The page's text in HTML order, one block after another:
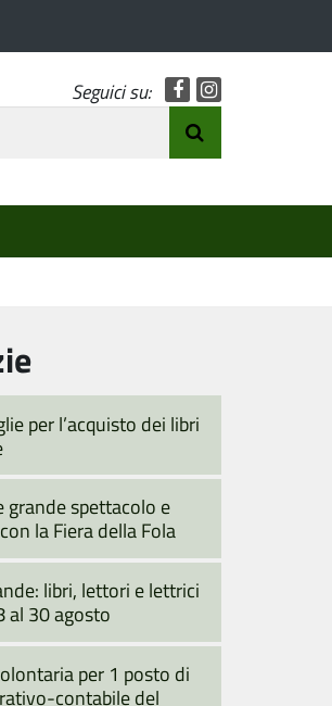
Seguici su: Facebook
per l’acquisto dei libri
grande spettacolo e
la Fiera della Fola
libri, lettori e lettrici
al 30 agosto
per 1 posto di
contabile del